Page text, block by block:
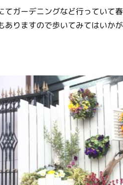
てガーデニングなど行っていて
りますので歩いてみてはいかが